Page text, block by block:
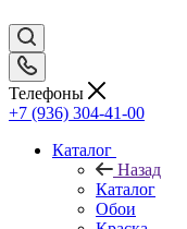
Телефоны
+7 (936) 304-41-00
Каталог
Назад
Каталог
Обои